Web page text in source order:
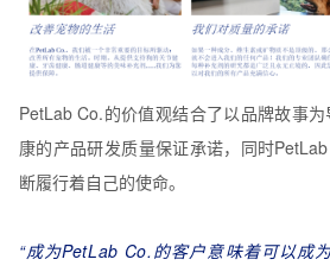
PetLab Co.的价值观结合了以品牌故事
康的产品研发质量保证承诺，同时
断履行着自己的使命。
“成为PetLab Co.的客户意味着可以成